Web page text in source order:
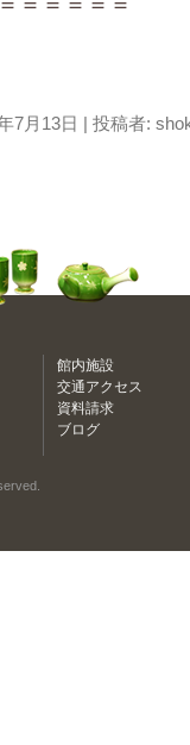
7月13日 投稿者:
館内施設
交通アクセス
資料請求
ブログ